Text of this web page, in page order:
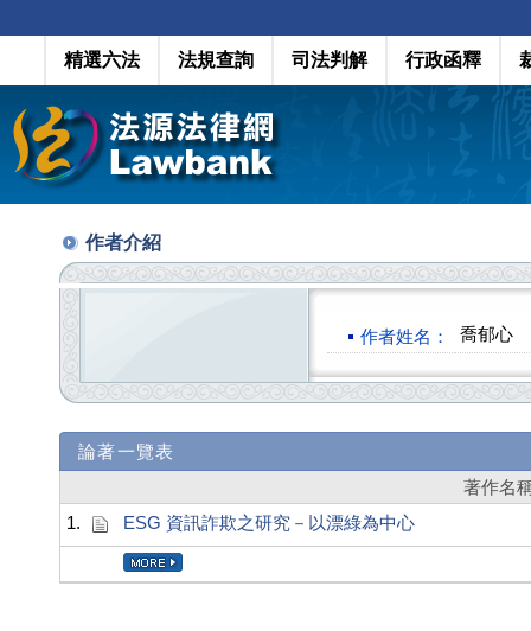
精選六法 法規查詢 司法判解 行政函釋
作者介紹
作者姓名： 喬郁心
論著一覽表
著作名
1.
ESG 資訊詐欺之研究－以漂綠為中心